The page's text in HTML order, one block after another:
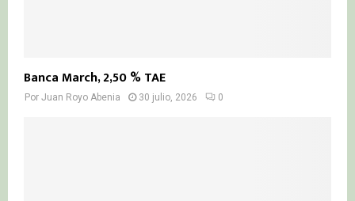
Banca March, 2,50 % TAE
Por Juan Royo Abenia 30 julio, 2026 0